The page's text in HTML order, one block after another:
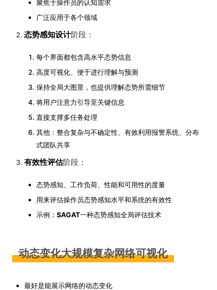
聚焦于操作员的认知需求
广泛应用于各个领域
态势感知设计阶段：
每个界面都包含高水平态势信息
高度可视化、便于进行理解与预测
保持全局大图景，也提供理解态势所需细节
将用户注意力引导至关键信息
直接支撑多任务处理
其他：整合复杂与不确定性、有效利用报警系统、分布
式团队共享
有效性评估阶段：
态势感知、工作负荷、性能和可用性的度量
用来评估操作员态势感知水平和系统的有效性
示例： SAGAT一种态势感知全局评估技术
动态变化大规模复杂网络可视化
最好是能展示网络的动态变化